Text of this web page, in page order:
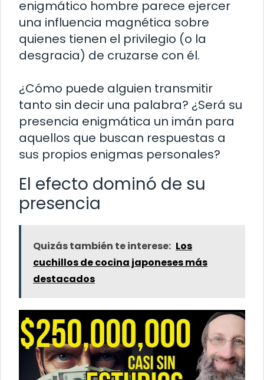
enigmático hombre parece ejercer
una influencia magnética sobre
quienes tienen el privilegio (o la
desgracia) de cruzarse con él.
¿Cómo puede alguien transmitir
tanto sin decir una palabra? ¿Será su
presencia enigmática un imán para
aquellos que buscan respuestas a
sus propios enigmas personales?
El efecto dominó de su
presencia
Quizás también te interese: Los
cuchillos de cocina japoneses más
destacados